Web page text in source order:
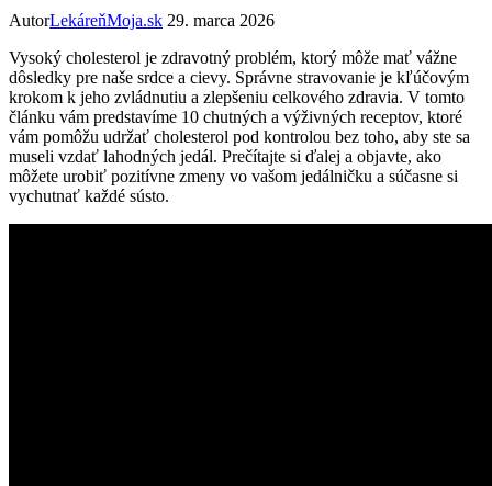
AutorLekáreňMoja.sk 29. marca 2026
Vysoký cholesterol je zdravotný‌ problém, ktorý môže mať⁤ vážne
dôsledky pre naše srdce a cievy.⁢ Správne stravovanie je kľúčovým
krokom k jeho zvládnutiu a ⁤zlepšeniu celkového zdravia. V⁤ tomto
článku vám ‌predstavíme 10 chutných a ⁤výživných receptov, ktoré
vám pomôžu udržať cholesterol pod kontrolou bez toho, aby ste sa
museli vzdať⁢ lahodných jedál. Prečítajte si ďalej a⁢ objavte, ako‍
môžete ‍urobiť pozitívne zmeny ⁣vo vašom⁤ jedálničku⁤ a súčasne si
vychutnať každé sústo.